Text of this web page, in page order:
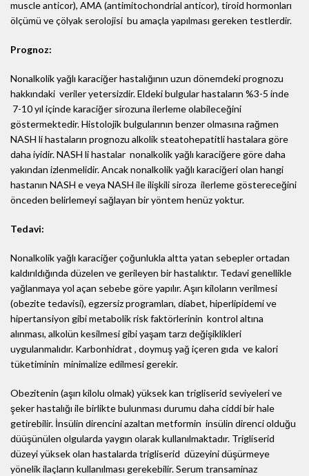
muscle anticor), AMA (antimitochondrial anticor), tiroid hormonları
ölçümü ve çölyak serolojisi bu amaçla yapılması gereken testlerdir.
Prognoz:
Nonalkolik yağlı karaciğer hastalığının uzun dönemdeki prognozu
hakkındaki veriler yetersizdir. Eldeki bulgular hastaların %3-5 inde
7-10 yıl içinde karaciğer sirozuna ilerleme olabileceğini
göstermektedir. Histolojik bulgularının benzer olmasına rağmen
NASH li hastaların prognozu alkolik steatohepatitli hastalara göre
daha iyidir. NASH li hastalar nonalkolik yağlı karaciğere göre daha
yakından izlenmelidir. Ancak nonalkolik yağlı karaciğeri olan hangi
hastanın NASH e veya NASH ile ilişkili siroza ilerleme göstereceğini
önceden belirlemeyi sağlayan bir yöntem henüz yoktur.
Tedavi:
Nonalkolik yağlı karaciğer çoğunlukla altta yatan sebepler ortadan
kaldırıldığında düzelen ve gerileyen bir hastalıktır. Tedavi genellikle
yağlanmaya yol açan sebebe göre yapılır. Aşırı kiloların verilmesi
(obezite tedavisi), egzersiz programları, diabet, hiperlipidemi ve
hipertansiyon gibi metabolik risk faktörlerinin kontrol altına
alınması, alkolün kesilmesi gibi yaşam tarzı değişiklikleri
uygulanmalıdır. Karbonhidrat , doymuş yağ içeren gıda ve kalori
tüketiminin minimalize edilmesi gerekir.
Obezitenin (aşırı kilolu olmak) yüksek kan trigliserid seviyeleri ve
şeker hastalığı ile birlikte bulunması durumu daha ciddi bir hale
getirebilir. İnsülin direncini azaltan metformin insülin direnci olduğu
düüşünülen olgularda yaygın olarak kullanılmaktadır. Trigliserid
düzeyi yüksek olan hastalarda trigliserid düzeyini düşürmeye
yönelik ilaçların kullanılması gerekebilir. Serum transaminaz